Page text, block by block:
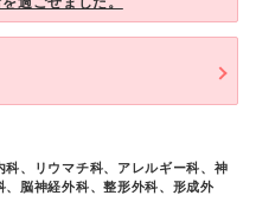
、リウマチ科、アレルギー科、神
脳神経外科、整形外科、形成外